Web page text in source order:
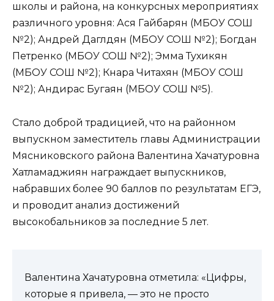
школы и района, на конкурсных мероприятиях
различного уровня: Ася Гайбарян (МБОУ СОШ
№2); Андрей Даглдян (МБОУ СОШ №2); Богдан
Петренко (МБОУ СОШ №2); Эмма Тухикян
(МБОУ СОШ №2); Кнара Читахян (МБОУ СОШ
№2); Андирас Бугаян (МБОУ СОШ №5).
Стало доброй традицией, что на районном
выпускном заместитель главы Администрации
Мясниковского района Валентина Хачатуровна
Хатламаджиян награждает выпускников,
набравших более 90 баллов по результатам ЕГЭ,
и проводит анализ достижений
высокобальников за последние 5 лет.
Валентина Хачатуровна отметила: «Цифры,
которые я привела, — это не просто